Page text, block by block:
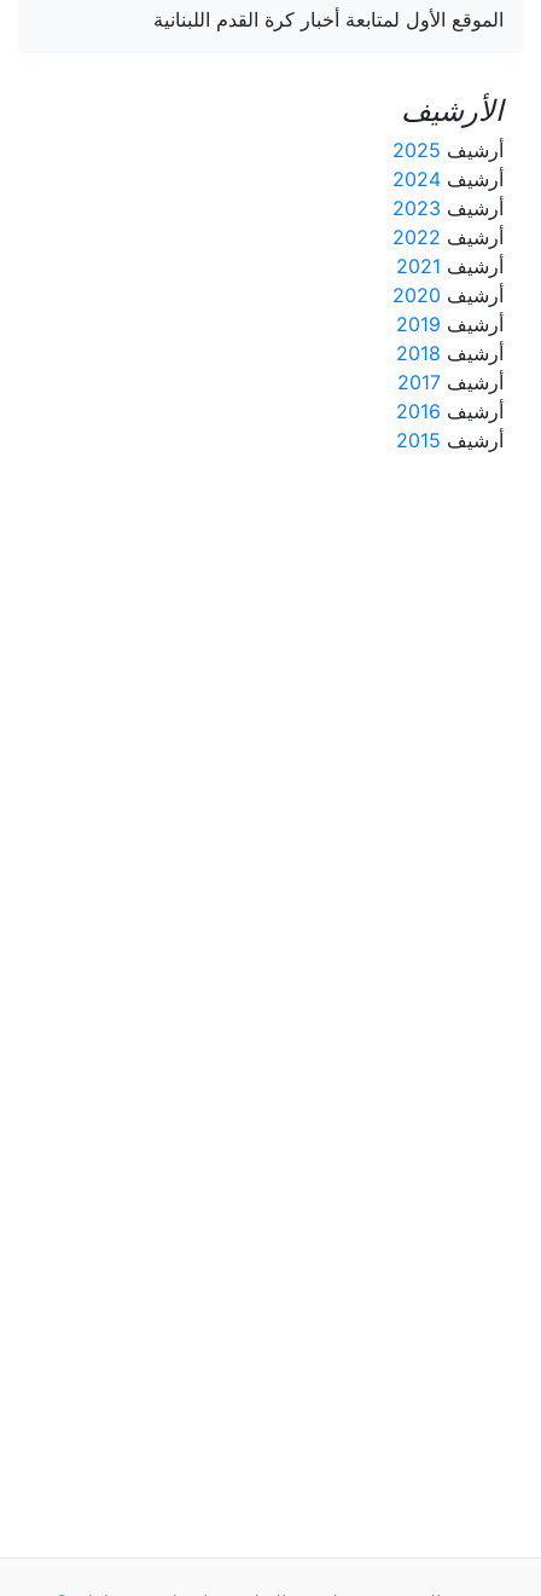
الموقع الأول لمتابعة أخبار كرة القدم اللبنانية
الأرشيف
أرشيف 2025
أرشيف 2024
أرشيف 2023
أرشيف 2022
أرشيف 2021
أرشيف 2020
أرشيف 2019
أرشيف 2018
أرشيف 2017
أرشيف 2016
أرشيف 2015